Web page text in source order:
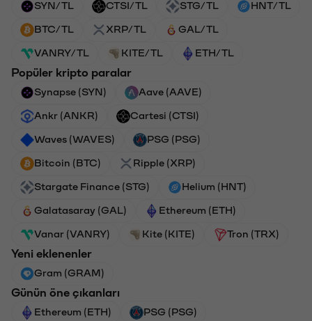
SYN/TL CTSI/TL STG/TL HNT/TL
BTC/TL XRP/TL GAL/TL
VANRY/TL KITE/TL ETH/TL
Popüler kripto paralar
Synapse (SYN) Aave (AAVE)
Ankr (ANKR) Cartesi (CTSI)
Waves (WAVES) PSG (PSG)
Bitcoin (BTC) Ripple (XRP)
Stargate Finance (STG) Helium (HNT)
Galatasaray (GAL) Ethereum (ETH)
Vanar (VANRY) Kite (KITE) Tron (TRX)
Yeni eklenenler
Gram (GRAM)
Günün öne çıkanları
Ethereum (ETH) PSG (PSG)